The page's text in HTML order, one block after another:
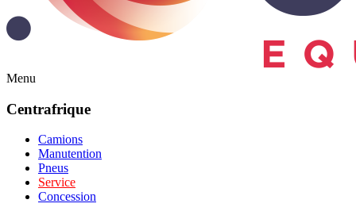
Menu
Centrafrique
Camions
Manutention
Pneus
Service
Concession